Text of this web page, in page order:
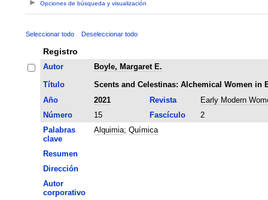
Opciones de búsqueda y visualización
Seleccionar todo Deseleccionar todo
Registro
Autor
Boyle, Margaret E.
Título
Scents and Celestinas: Alchemical Women in
Año
2021 Revista
Early Modern
Número
15 Fascículo
2
Palabras
clave
Alquimia; Química
Resumen
Dirección
Autor
corporativo